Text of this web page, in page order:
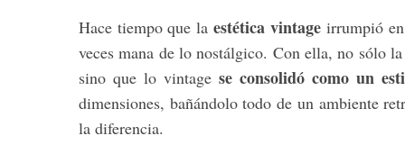
Hace tiempo que la estética vintage irrumpió
veces mana de lo nostálgico. Con ella, no sólo
sino que lo vintagese consolidó como un
dimensiones, bañándolo todo de un ambiente
la diferencia.